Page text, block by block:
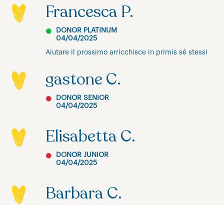
Francesca P.
DONOR PLATINUM
04/04/2025
Aiutare il prossimo arricchisce in primis sè stessi
gastone C.
DONOR SENIOR
04/04/2025
Elisabetta C.
DONOR JUNIOR
04/04/2025
Barbara C.